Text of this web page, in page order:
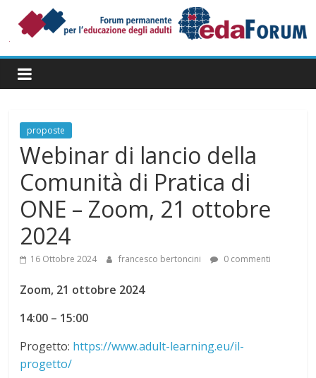
contenuto
Permanente
per
Adultiproposte
Webinar di lancio della
Comunità di Pratica di
ONE – Zoom, 21 ottobre
2024
16 Ottobre 2024 francesco bertoncini 0 commenti
Zoom, 21 ottobre 2024
14:00 – 15:00
Progetto: https://www.adult-learning.eu/il-
progetto/